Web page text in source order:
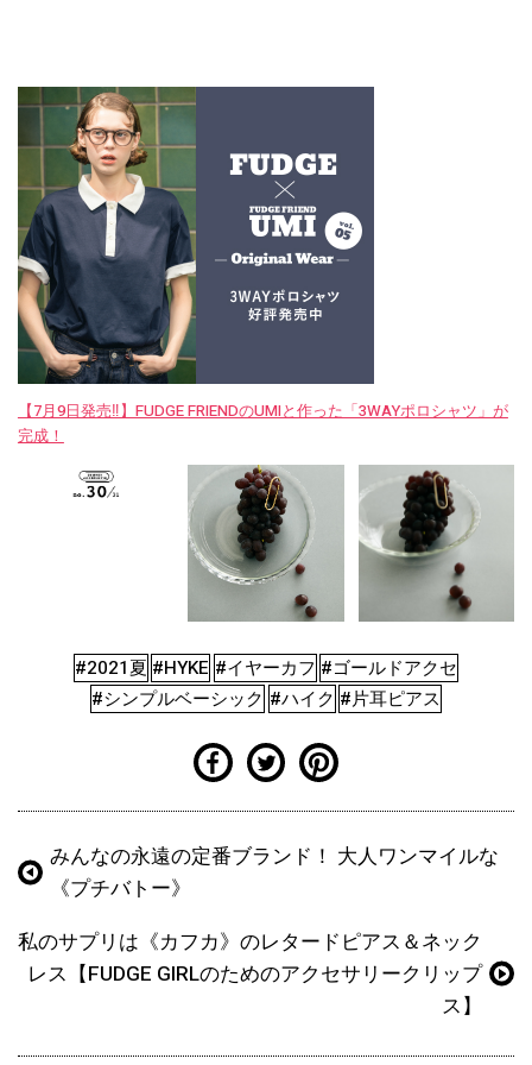
【7月9日発売‼︎】FUDGE FRIENDのUMIと作った「3WAYポロシャツ」が
完成！
#2021夏 #HYKE #イヤーカフ #ゴールドアクセ
#シンプルベーシック #ハイク #片耳ピアス
みんなの永遠の定番ブランド！ 大人ワンマイルな
《プチバトー》
私のサプリは《カフカ》のレタードピアス＆ネック
レス【FUDGE GIRLのためのアクセサリークリップ
ス】